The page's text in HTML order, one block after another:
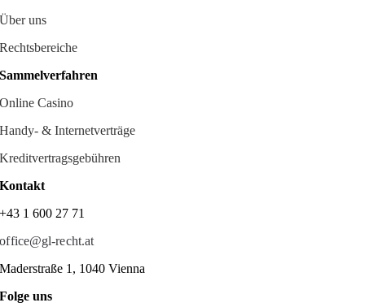
Über uns
Rechtsbereiche
Sammelverfahren
Online Casino
Handy- & Internetverträge
Kreditvertragsgebühren
Kontakt
+43 1 600 27 71
office@gl-recht.at
Maderstraße 1, 1040 Vienna
Folge uns